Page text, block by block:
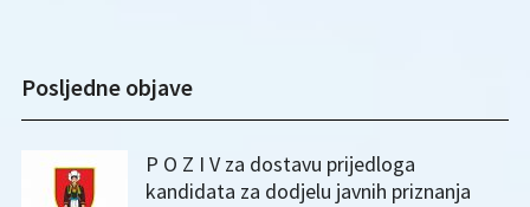
Posljedne objave
P O Z I V za dostavu prijedloga
kandidata za dodjelu javnih priznanja